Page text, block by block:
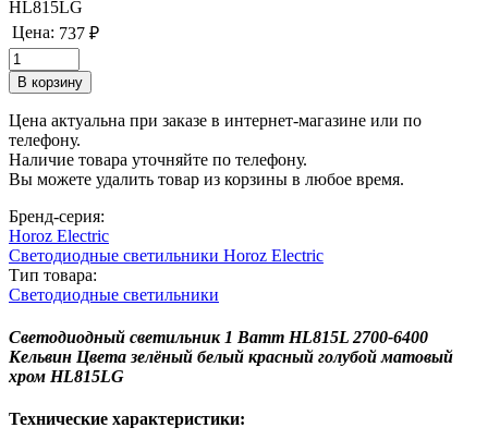
HL815LG
Цена: 737 ₽
Цена актуальна при заказе в интернет-магазине или по
телефону.
Наличие товара уточняйте по телефону.
Вы можете удалить товар из корзины в любое время.
Бренд-серия:
Horoz Electric
Светодиодные светильники Horoz Electric
Тип товара:
Светодиодные светильники
Светодиодный светильник 1 Ватт HL815L 2700-6400
Кельвин Цвета зелёный белый красный голубой матовый
хром HL815LG
Технические характеристики: